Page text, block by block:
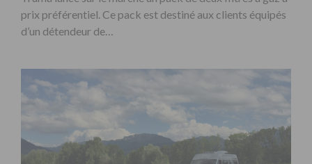
prix préférentiel. Ce pack est destiné aux clients équipés
d’un détendeur de…